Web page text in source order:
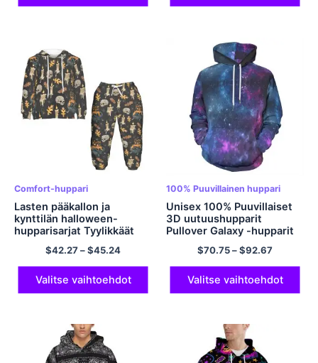
Comfort-huppari
Lasten pääkallon ja
kynttilän halloween-
hupparisarjat Tyylikkäät
huppari tytöille, pojille,
polyesteriä mukavat
hupparisarjat
$42.27–$45.24
Valitse vaihtoehdot
100% Puuvillainen huppari
Unisex 100% Puuvillaiset
3D uutuushupparit
Pullover Galaxy -hupparit
$70.75–$92.67
Valitse vaihtoehdot